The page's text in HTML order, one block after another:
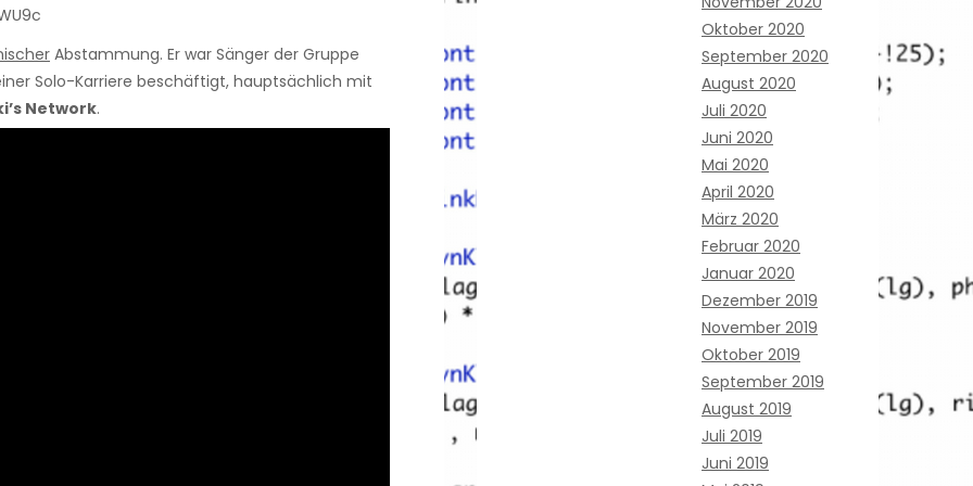
Abstammung. Er war Sänger der Gruppe
Solo-Karriere beschäftigt, hauptsächlich mit
Network.
Oktober 2020
September 2020
August 2020
Juli 2020
Juni 2020
Mai 2020
April 2020
März 2020
Februar 2020
Januar 2020
Dezember 2019
November 2019
Oktober 2019
September 2019
August 2019
Juli 2019
Juni 2019